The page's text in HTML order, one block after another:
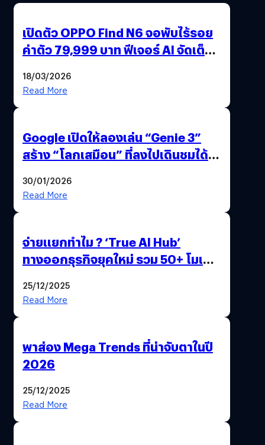
เปิดตัว OPPO Find N6 จอพับไร้รอย
ค่าตัว 79,999 บาท ฟีเจอร์ AI จัดเต็ม
18/03/2026
Read More
Google เปิดให้ลองเล่น “Genie 3”
สร้าง “โลกเสมือน” ที่ลงไปเดินชมได้
30/01/2026
Read More
จ่ายแยกทำไม ? ‘True AI Hub’
ทางออกธุรกิจยุคใหม่ รวม 50+ โมเดล
25/12/2025
Read More
พาส่อง Mega Trends ที่น่าจับตาในปี
2026
25/12/2025
Read More